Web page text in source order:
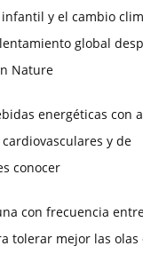
y el cambio
global
Nature
energéticas con
y de
conocer
con frecuencia
tolerar mejor las olas